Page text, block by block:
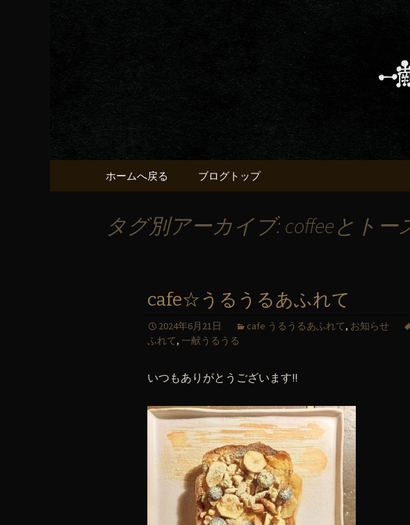
京都・五条で
献うるうる」
京都・五条烏丸の町屋居酒屋「一献う
コンテンツへ移動
ホームへ戻る ブログトップ
タグ別アーカイブ: coffeeとトー
cafe☆うるうるあふれて
2024年6月21日 cafe うるうるあふれて, お知らせ
ふれて, 一献うるうる
いつもありがとうございます!!